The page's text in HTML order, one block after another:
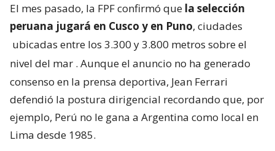
El mes pasado, la FPF confirmó que la selección
peruana jugará en Cusco y en Puno, ciudades
ubicadas entre los 3.300 y 3.800 metros sobre el
nivel del mar . Aunque el anuncio no ha generado
consenso en la prensa deportiva, Jean Ferrari
defendió la postura dirigencial recordando que, por
ejemplo, Perú no le gana a Argentina como local en
Lima desde 1985.